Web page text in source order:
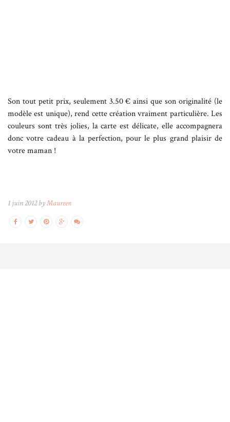
Son tout petit prix, seulement 3.50 € ainsi que son originalité (le
modèle est unique), rend cette création vraiment particulière. Les
couleurs sont très jolies, la carte est délicate, elle accompagnera
donc votre cadeau à la perfection, pour le plus grand plaisir de
votre maman !
1 juin 2012 byMaureen